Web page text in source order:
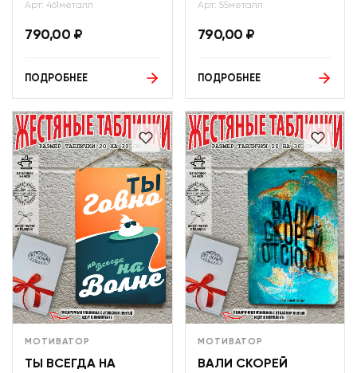
Арт: 461металл
790,00 ₽
ПОДРОБНЕЕ
Арт: 55металл
790,00 ₽
ПОДРОБНЕЕ
МОТИВАТОР
ТЫ ВСЕГДА НА
МОТИВАТОР
ВАЛИ СКОРЕЙ